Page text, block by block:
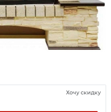
Хочу скидку